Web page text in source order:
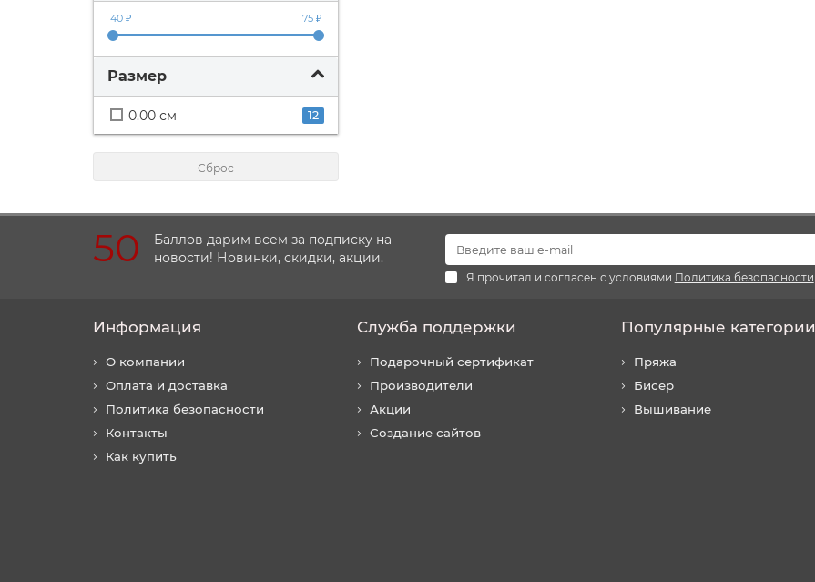
40 ₽ 75 ₽
Размер
0.00 см 12
Сброс
50
Баллов дарим всем за подписку на
новости! Новинки, скидки, акции.
Я прочитал и согласен с условиями Политика безопасности
Информация
О компании
Оплата и доставка
Политика безопасности
Контакты
Как купить
Служба поддержки
Подарочный сертификат
Производители
Акции
Создание сайтов
Популярные категории
Пряжа
Бисер
Вышивание